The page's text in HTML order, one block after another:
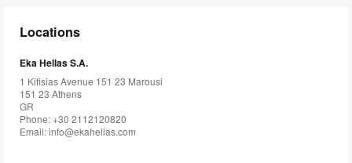
Locations
Eka Hellas S.A.
1 Kifisias Avenue 151 23 Marousi
151 23 Athens
GR
Phone: +30 2112120820
Email:info@ekahellas.com